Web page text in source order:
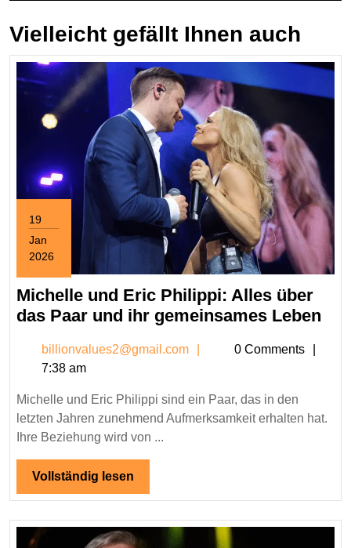
Vielleicht gefällt Ihnen auch
19
Jan
2026
19,
2026
Michelle und Eric Philippi: Alles über
das Paar und ihr gemeinsames Leben
ihr
billionvalues2@gmail.com
0 Comments
7:38 am
Michelle und Eric Philippi sind ein Paar, das in den
letzten Jahren zunehmend Aufmerksamkeit erhalten hat.
Ihre Beziehung wird von ...
Vollständig lesen
lesen